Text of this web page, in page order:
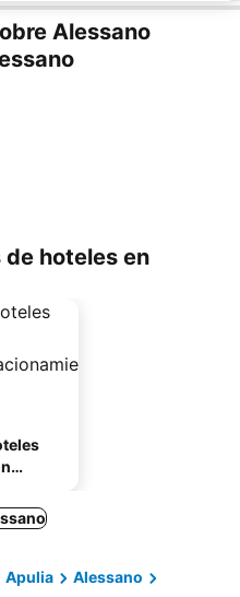
Alessano
hoteles en
Apulia
Alessano